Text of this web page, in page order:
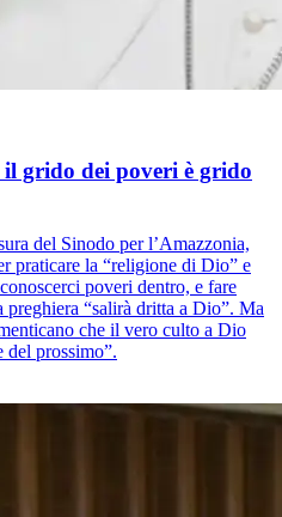
grido dei poveri è grido
del Sinodo per l’Amazzonia,
praticare la “religione di Dio” e
poveri dentro, e fare
“salirà dritta a Dio”. Ma
che il vero culto a Dio
del prossimo”.